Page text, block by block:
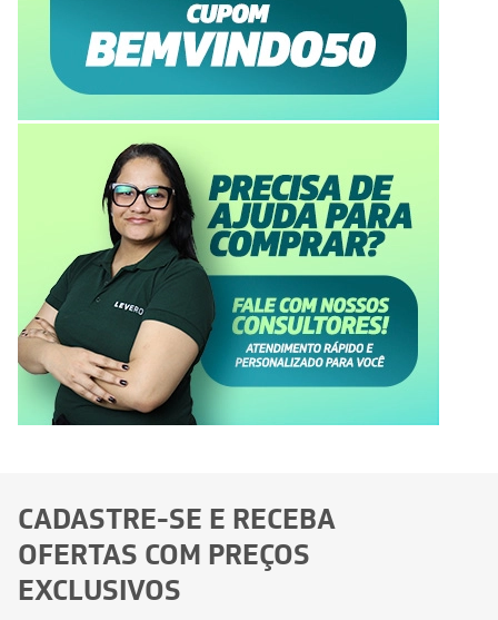
CADASTRE-SE E RECEBA
OFERTAS COM PREÇOS
EXCLUSIVOS